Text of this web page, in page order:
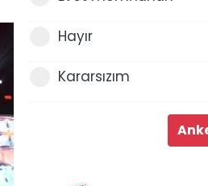
Hayır
Kararsızım